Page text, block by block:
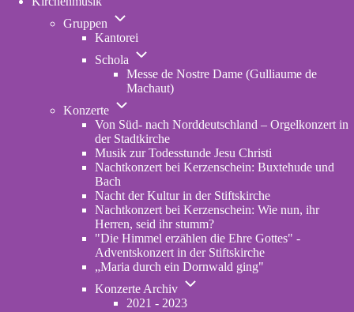
Kirchenmusik
Gruppen
Unternavigation
Gruppen
Kantorei
Schola
Unternavigation
Schola
Messe de Nostre Dame (Gulliaume de
Machaut)
Konzerte
Unternavigation
Konzerte
Von Süd- nach Norddeutschland – Orgelkonzert in
der Stadtkirche
Musik zur Todesstunde Jesu Christi
Nachtkonzert bei Kerzenschein: Buxtehude und
Bach
Nacht der Kultur in der Stiftskirche
Nachtkonzert bei Kerzenschein: Wie nun, ihr
Herren, seid ihr stumm?
"Die Himmel erzählen die Ehre Gottes" -
Adventskonzert in der Stiftskirche
„Maria durch ein Dornwald ging"
Konzerte Archiv
Unternavigation
Konzerte
2021 - 2023